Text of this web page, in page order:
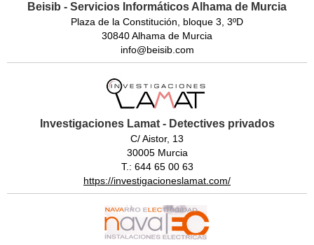
Beisib - Servicios Informáticos Alhama de Murcia
Plaza de la Constitución, bloque 3, 3ºD
30840 Alhama de Murcia
info@beisib.com
Investigaciones Lamat - Detectives privados
C/ Aistor, 13
30005 Murcia
T.: 644 65 00 63
https://investigacioneslamat.com/